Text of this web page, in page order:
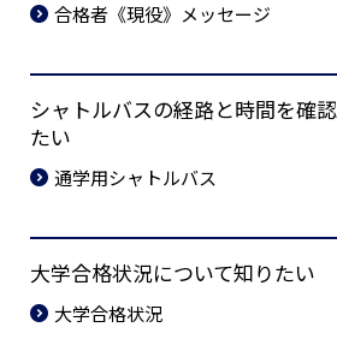
合格者《現役》メッセージ
シャトルバスの経路と時間を確
たい
通学用シャトルバス
大学合格状況について知りたい
大学合格状況